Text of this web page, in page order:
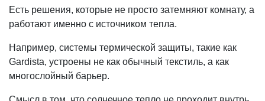
Есть решения, которые не просто затемняют комнату, а
работают именно с источником тепла.
Например, системы термической защиты, такие как
Gardista, устроены не как обычный текстиль, а как
многослойный барьер.